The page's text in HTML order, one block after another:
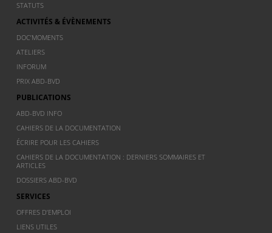
STATUTS
ACTIVITÉS & ÉVÈNEMENTS
DOC’MOMENTS
ATELIERS
INFORUM
PRIX ABD-BVD
PUBLICATIONS
ABD-BVD INFO
CAHIERS DE LA DOCUMENTATION
ÉCRIRE POUR LES CAHIERS
CAHIERS DE LA DOCUMENTATION : DERNIERS SOMMAIRES ET
ARTICLES
DOSSIERS ABD-BVD
SERVICES
OFFRES D’EMPLOI
LIENS UTILES